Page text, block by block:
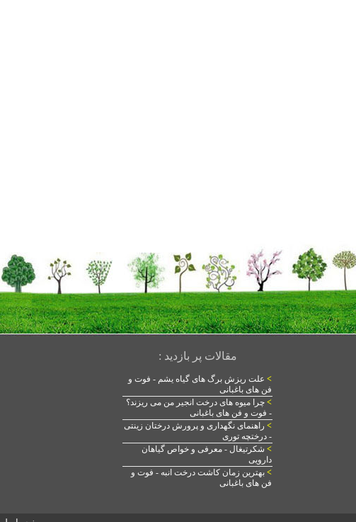
مقالات پر بازدید :
> علت ریزش برگ های گیاه یشم - فوت و
فن های باغبانی
> چرا میوه های درخت انجیر من می ریزند؟
- فوت و فن های باغبانی
> راهنمای نگهداری و پرورش درختان زینتی
- درختچه توری
> شکرتیغال - معرفی و خواص گیاهان
دارویی
> بهترین زمان کاشت درخت انبه - فوت و
فن های باغبانی